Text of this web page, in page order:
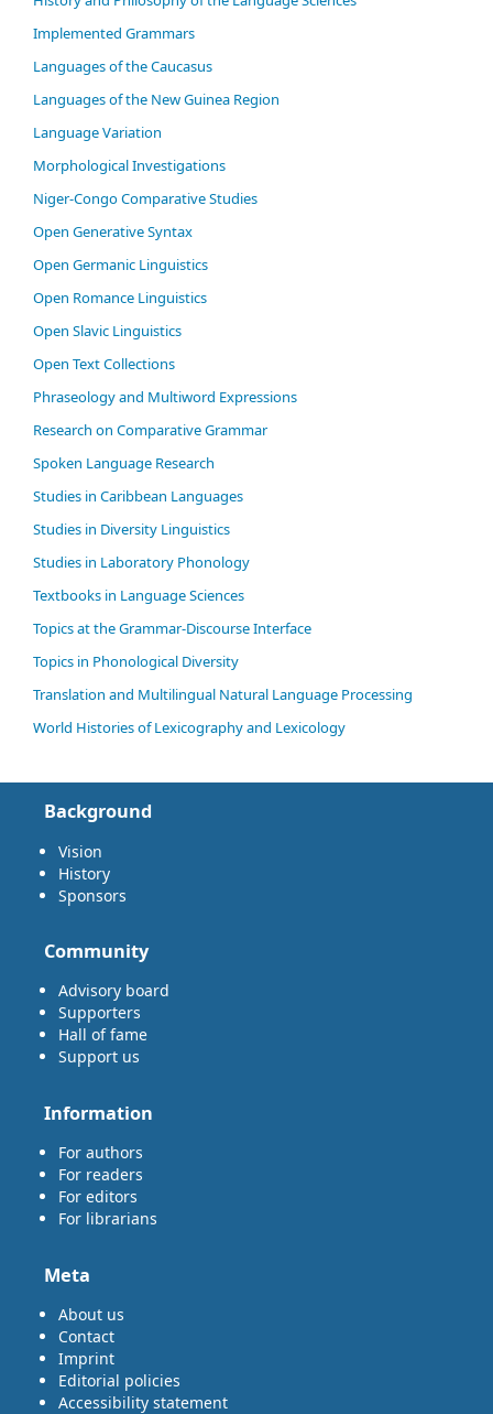
Im­ple­ment­ed Gram­mars
Languages of the Caucasus
Languages of the New Guinea Region
Language Variation
Morphological Investigations
Niger-Congo Comparative Studies
Open Generative Syntax
Open Germanic Linguistics
Open Romance Linguistics
Open Slavic Linguistics
Open Text Collections
Phraseology and Multiword Expressions
Research on Comparative Grammar
Spoken Language Research
Studies in Caribbean Languages
Studies in Diversity Linguistics
Studies in Laboratory Phonology
Textbooks in Language Sciences
Topics at the Grammar-Discourse Interface
Topics in Phonological Diversity
Translation and Multilingual Natural Language Processing
World Histories of Lexicography and Lexicology
Background
Vision
History
Sponsors
Community
Advisory board
Supporters
Hall of fame
Support us
Information
For authors
For readers
For editors
For librarians
Meta
About us
Contact
Imprint
Editorial policies
Accessibility statement